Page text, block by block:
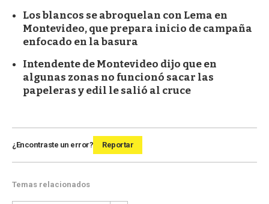
Los blancos se abroquelan con Lema en
Montevideo, que prepara inicio de campaña
enfocado en la basura
Intendente de Montevideo dijo que en
algunas zonas no funcionó sacar las
papeleras y edil le salió al cruce
¿Encontraste un error? Reportar
Temas relacionados